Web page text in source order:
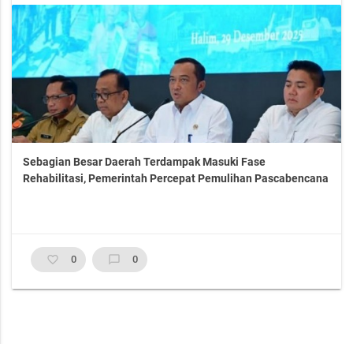
Sebagian Besar Daerah Terdampak Masuki Fase
Rehabilitasi, Pemerintah Percepat Pemulihan Pascabencana
favorite_border 0 chat_bubble_outline 0